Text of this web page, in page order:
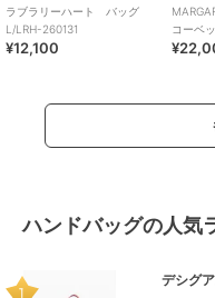
ラブラリーハート バッグ
L/LRH-260131
¥12,100
コーベ
ハンドバッグの人気
デシグ